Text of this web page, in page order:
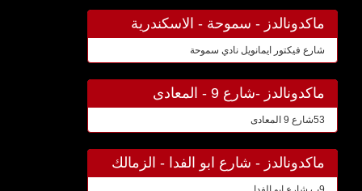
ماكدونالدز - سموحة - الاسكندرية
شارع فيكتور ايمانويل نادي سموحة
ماكدونالدز -شارع 9 - المعادى
53شارع 9 المعادى
ماكدونالدز - شارع ابو الفدا - الزمالك